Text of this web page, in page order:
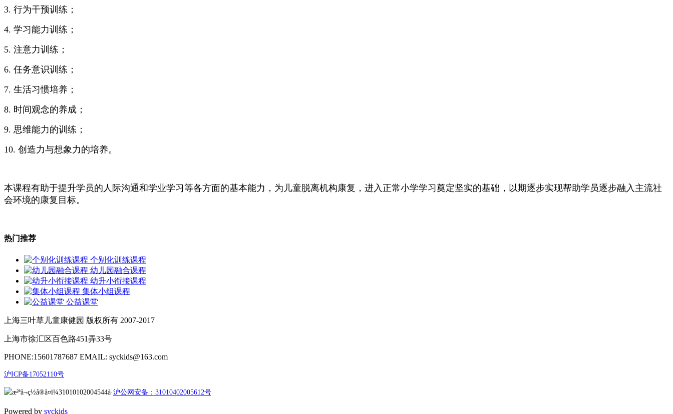
3. 行为干预训练；
4. 学习能力训练；
5. 注意力训练；
6. 任务意识训练；
7. 生活习惯培养；
8. 时间观念的养成；
9. 思维能力的训练；
10. 创造力与想象力的培养。
本课程有助于提升学员的人际沟通和学业学习等各方面的基本能力，为儿童脱离机构康复，进入正常小学学习奠定坚实的基础，以期逐步实现帮助学员逐步融入主流社
会环境的康复目标。
热门推荐
个别化训练课程
幼儿园融合课程
幼升小衔接课程
集体小组课程
公益课堂
上海三叶草儿童康健园 版权所有 2007-2017
上海市徐汇区百色路451弄33号
PHONE:15601787687 EMAIL: syckids@163.com
沪ICP备17052110号
沪公网安备：31010402005612号
Powered by syckids